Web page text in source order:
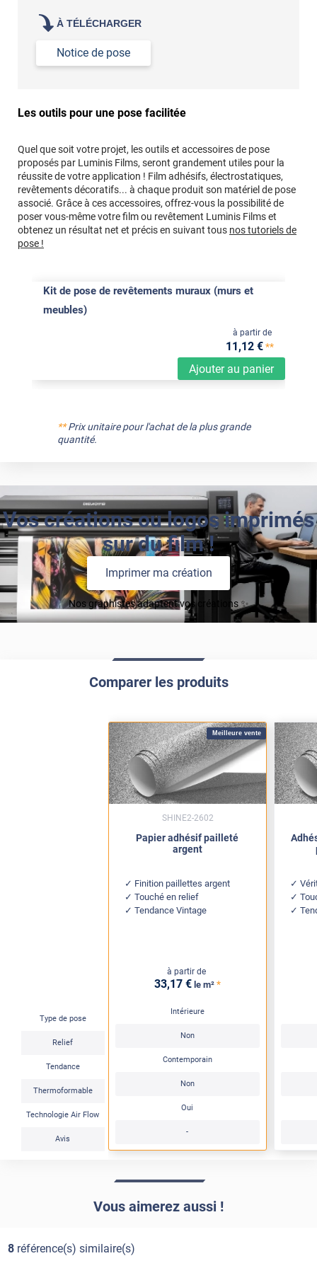
À TÉLÉCHARGER
Notice de pose
Les outils pour une pose facilitée
Quel que soit votre projet, les outils et accessoires de pose
proposés par Luminis Films, seront grandement utiles pour la
réussite de votre application ! Film adhésifs, électrostatiques,
revêtements décoratifs... à chaque produit son matériel de pose
associé. Grâce à ces accessoires, offrez-vous la possibilité de
poser vous-même votre film ou revêtement Luminis Films et
obtenez un résultat net et précis en suivant tous nos tutoriels de
pose !
Kit de pose de revêtements muraux (murs et
meubles)
Ajouter au panier
à partir de
11,12 €**
**Prix unitaire pour l'achat de la plus grande
quantité.
Vos créations ou logos imprimés
sur du film !
Imprimer ma création
Nos graphistes adaptent vos créations ✨
Comparer les produits
Type de pose
Relief
Tendance
Thermoformable
Technologie Air Flow
Avis
Meilleure vente
Papier adhésif pailleté
argent
Finition paillettes argent
Touché en relief
Tendance Vintage
à partir de
33,17 € le m² *
Intérieure
Non
Contemporain
Non
Oui
-
SHINE2-2602
Vous aimerez aussi !
8référence(s) similaire(s)